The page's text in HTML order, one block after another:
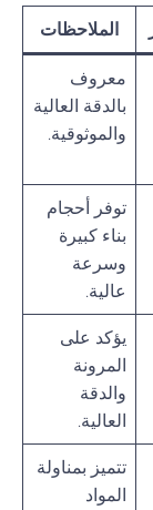
الملاحظات
معروف
بالدقة العالية
والموثوقية.
توفر أحجام
بناء كبيرة
وسرعة
عالية.
يؤكد على
المرونة
والدقة
العالية.
تتميز بمناولة
المواد